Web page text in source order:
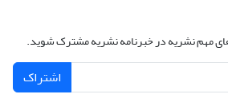
های مهم نشریه در خبرنامه نشریه مشترک شوید.
اشتراک